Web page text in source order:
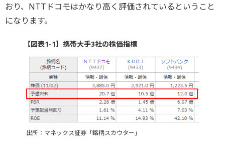
おり、NTTドコモはかなり高く評価されているということ
になります。
【図表1-1】携帯大手3社の株価指標
出所：マネックス証券「銘柄スカウター」